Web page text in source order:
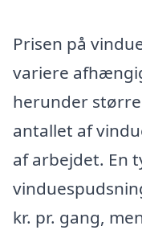
Prisen på
variere
herunder
antallet af
af arbejdet. En
kr. pr. gang,